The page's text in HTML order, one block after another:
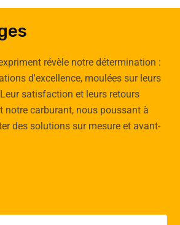
révèle notre détermination :
d'excellence, moulées sur leurs
satisfaction et leurs retours
notre carburant, nous poussant à
des solutions sur mesure et avant-